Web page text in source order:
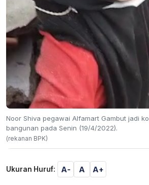
Noor Shiva pegawai Alfamart Gambut jadi
bangunan pada Senin (19/4/2022).
(rekanan BPK)
Ukuran Huruf: A- A A+